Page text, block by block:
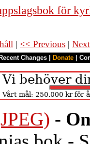
för
| << Previous |
Recent Changes Donate
-